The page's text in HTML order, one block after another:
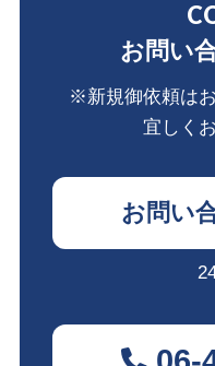
お問い
※新規御依頼は
宜しく
お問い